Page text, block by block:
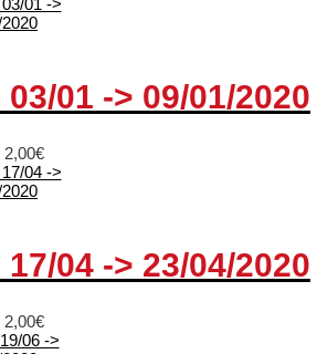
03/01 -> 09/01/2020
2,00€
17/04 -> 23/04/2020
2,00€